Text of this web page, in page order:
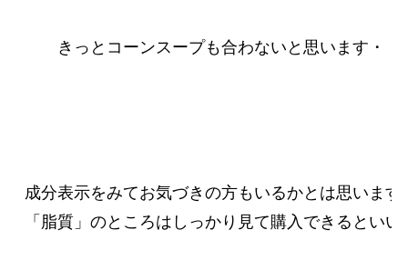
成分表示をみてお気づきの方もいるかとは思います
「脂質」のところはしっかり見て購入できるといい